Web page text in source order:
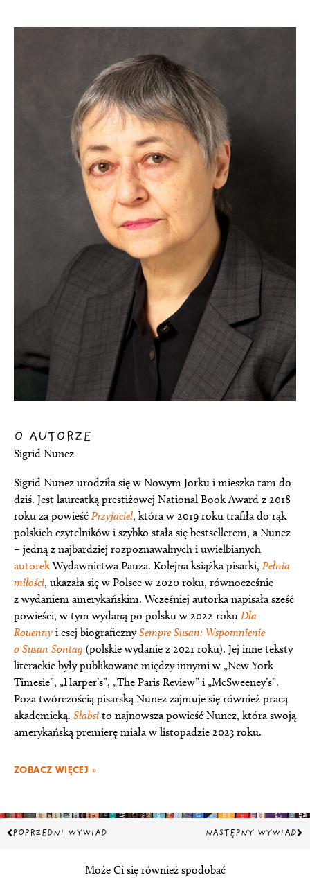
O AUTORZE
Sigrid Nunez
Sigrid Nunez urodziła się w Nowym Jorku i mieszka tam do
dziś. Jest laureatką prestiżowej National Book Award z 2018
roku za powieść Przyjaciel, która w 2019 roku trafiła do rąk
polskich czytelników i szybko stała się bestsellerem, a Nunez
– jedną z najbardziej rozpoznawalnych i uwielbianych
autorekWydawnictwa Pauza. Kolejna książka pisarki, Pełnia
miłości, ukazała się w Polsce w 2020 roku, równocześnie
z wydaniem amerykańskim. Wcześniej autorka napisała sześć
powieści, w tym wydaną po polsku w 2022 roku Dla
Rouenny i esej biograficznySempre Susan: Wspomnienie
o Susan Sontag (polskie wydanie z 2021 roku). Jej inne teksty
literackie były publikowane między innymi w „New York
Timesie”, „Harper’s”, „The Paris Review” i „McSweeney’s”.
Poza twórczością pisarską Nunez zajmuje się również pracą
akademicką. Słabsi to najnowsza powieść Nunez, która swoją
amerykańską premierę miała w listopadzie 2023 roku.
ZOBACZ WIĘCEJ »
Prev
POPRZEDNI WYWIAD NASTĘPNY WYWIAD
Może Ci się również spodobać